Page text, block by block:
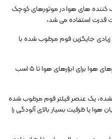
کننده های هوا در موتورهای کوچک
قدرت استفاده می شد،
زیادی جایگزین فوم مرطوب شده با
فیلترهای فوم هنوز معمولاً در کمپرسورهای هوا برای ابزارهای هوا تا 5 اسب
یک عنصر فیلتر فوم مرطوب شده
یا ظرفیت بسیار بالای آلودگی را